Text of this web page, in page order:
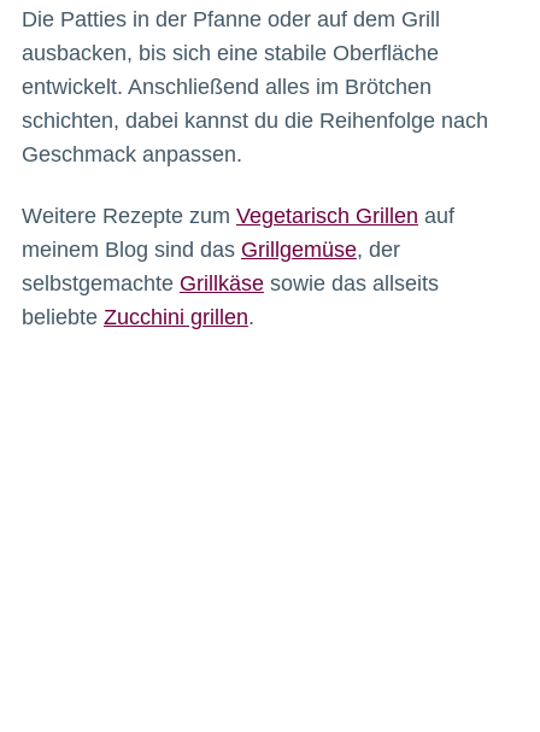
Die Patties in der Pfanne oder auf dem Grill
ausbacken, bis sich eine stabile Oberfläche
entwickelt. Anschließend alles im Brötchen
schichten, dabei kannst du die Reihenfolge nach
Geschmack anpassen.
Weitere Rezepte zum Vegetarisch Grillen auf
meinem Blog sind das Grillgemüse, der
selbstgemachte Grillkäsesowie das allseits
beliebte Zucchini grillen.